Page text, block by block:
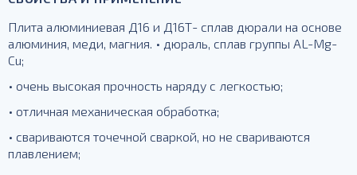
Плита алюминиевая Д16 и Д16Т- сплав дюрали на основе
алюминия, меди, магния. • дюраль, сплав группы AL-Mg-
Cu;
• очень высокая прочность наряду с легкостью;
• отличная механическая обработка;
• свариваются точечной сваркой, но не свариваются
плавлением;